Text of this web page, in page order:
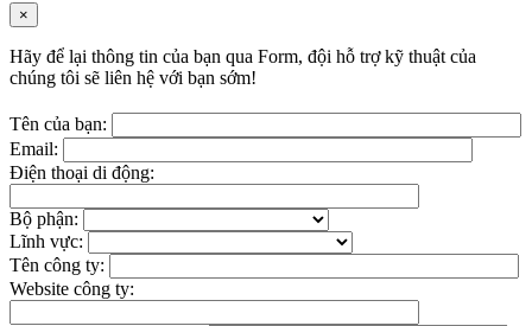
×
Hãy để lại thông tin của bạn qua Form, đội hỗ trợ kỹ thuật của
chúng tôi sẽ liên hệ với bạn sớm!
Tên của bạn:
Email:
Điện thoại di động:
Bộ phận:
Lĩnh vực:
Tên công ty:
Website công ty: